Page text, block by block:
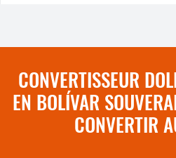
CONVERTISSEUR
EN BOLÍVAR
CONVERTIR